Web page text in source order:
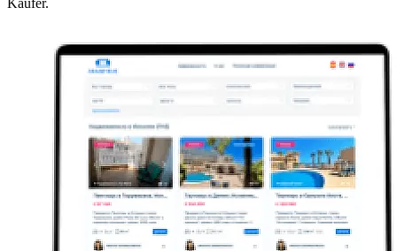
Käufer.